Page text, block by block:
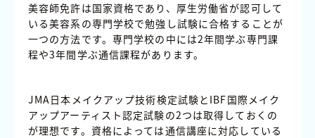
美容師免許は国家資格であり、厚生労働省が認可して
いる美容系の専門学校で勉強し試験に合格することが
一つの方法です。専門学校の中には2年間学ぶ専門課
程や3年間学ぶ通信課程があります。
JMA日本メイクアップ技術検定試験とIBF国際メイク
アップアーティスト認定試験の2つは取得しておくの
が理想です。資格によっては通信講座に対応している